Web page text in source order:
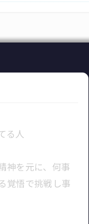
る人
神を元に、何事
覚悟で挑戦し事